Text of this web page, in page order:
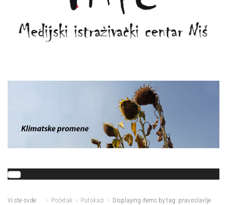
Vi ste ovde: Početak Putokazi Displaying items by tag: pravoslavlje